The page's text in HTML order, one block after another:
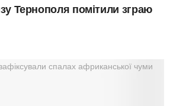
Тернополя помітили зграю